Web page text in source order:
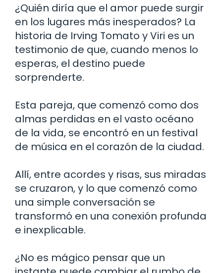
¿Quién diría que el amor puede surgir
en los lugares más inesperados? La
historia de Irving Tomato y Viri es un
testimonio de que, cuando menos lo
esperas, el destino puede
sorprenderte.
Esta pareja, que comenzó como dos
almas perdidas en el vasto océano
de la vida, se encontró en un festival
de música en el corazón de la ciudad.
Allí, entre acordes y risas, sus miradas
se cruzaron, y lo que comenzó como
una simple conversación se
transformó en una conexión profunda
e inexplicable.
¿No es mágico pensar que un